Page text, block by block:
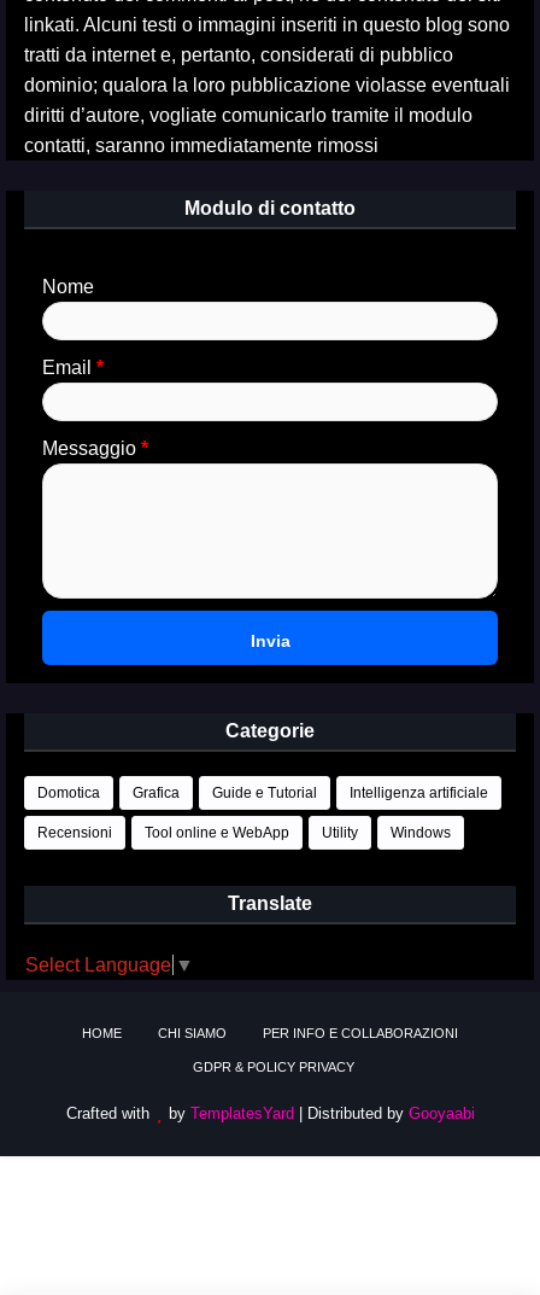
linkati. Alcuni testi o immagini inseriti in questo blog sono
tratti da internet e, pertanto, considerati di pubblico
dominio; qualora la loro pubblicazione violasse eventuali
diritti d’autore, vogliate comunicarlo tramite il modulo
contatti, saranno immediatamente rimossi
Modulo di contatto
Nome
Email *
Messaggio *
Categorie
Domotica Grafica Guide e Tutorial Intelligenza artificiale
Recensioni Tool online e WebApp Utility Windows
Translate
Select Language ▼
HOME CHI SIAMO PER INFO E COLLABORAZIONI
GDPR & POLICY PRIVACY
Crafted with by TemplatesYard | Distributed by Gooyaabi